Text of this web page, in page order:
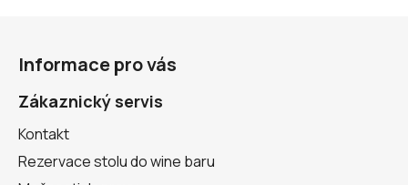
Informace pro vás
Zákaznický servis
Kontakt
Rezervace stolu do wine baru